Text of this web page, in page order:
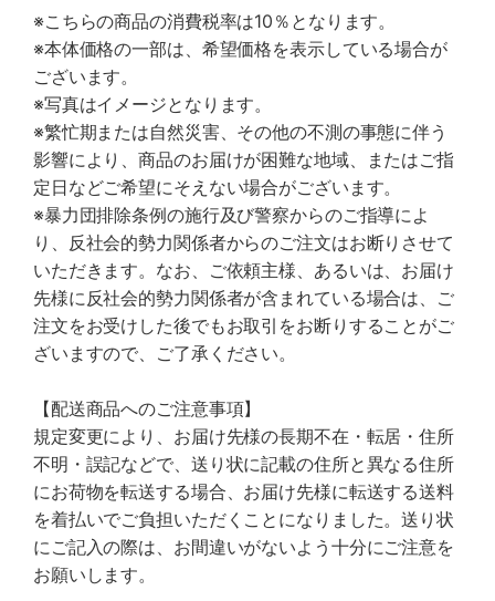
※こちらの商品の消費税率は10％となります。
※本体価格の一部は、希望価格を表示している場合が
ございます。
※写真はイメージとなります。
※繁忙期または自然災害、その他の不測の事態に伴う
影響により、商品のお届けが困難な地域、またはご指
定日などご希望にそえない場合がございます。
※暴力団排除条例の施行及び警察からのご指導によ
り、反社会的勢力関係者からのご注文はお断りさせて
いただきます。なお、ご依頼主様、あるいは、お届け
先様に反社会的勢力関係者が含まれている場合は、ご
注文をお受けした後でもお取引をお断りすることがご
ざいますので、ご了承ください。
【配送商品へのご注意事項】
規定変更により、お届け先様の長期不在・転居・住所
不明・誤記などで、送り状に記載の住所と異なる住所
にお荷物を転送する場合、お届け先様に転送する送料
を着払いでご負担いただくことになりました。送り状
にご記入の際は、お間違いがないよう十分にご注意を
お願いします。